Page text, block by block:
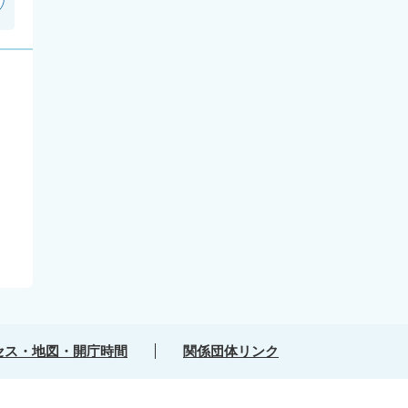
ス・地図・開庁時間 関係団体リンク